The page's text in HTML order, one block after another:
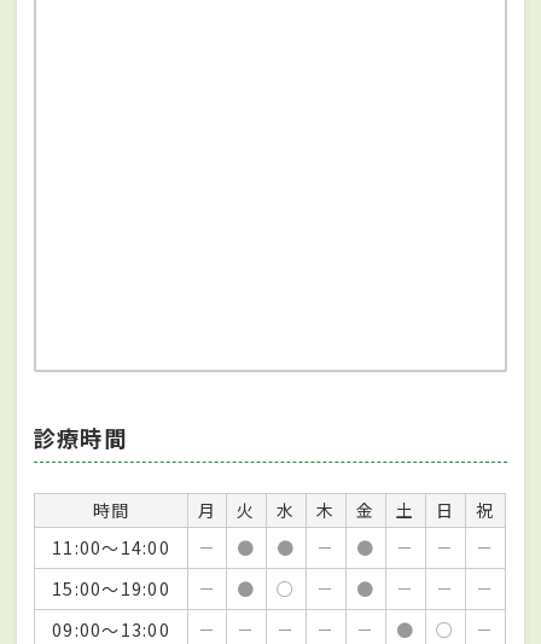
診療時間
時間 月 火 水 木 金 土 日
祝
11:00～14:00
－ ● ● － ● － －
－
15:00～19:00
－ ● ○ － ● － －
－
09:00～13:00
－ － － － － ● ○
－